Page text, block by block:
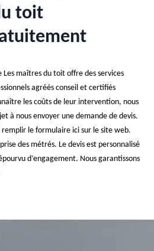
toit
maîtres du toit offre des services
agréés conseil et certifiés
les coûts de leur intervention, nous
à nous envoyer une demande de devis.
remplir le formulaire ici sur le site web.
des métrés. Le devis est personnalisé
d’engagement. Nous garantissons